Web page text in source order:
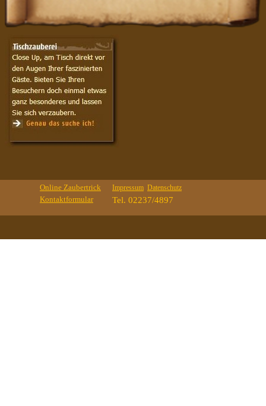
Online Zaubertrick
Kontaktformular
Impressum Datenschutz
Tel. 02237/4897